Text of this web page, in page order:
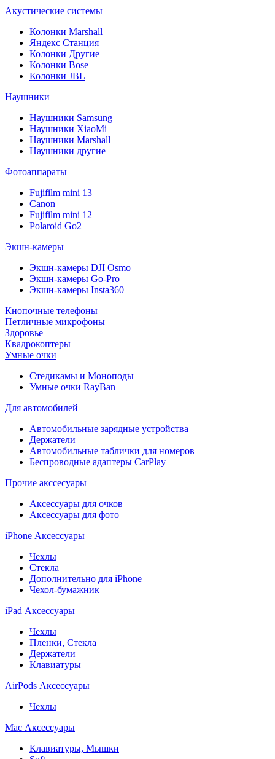
Акустические системы
Колонки Marshall
Яндекс Станция
Колонки Другие
Колонки Bose
Колонки JBL
Наушники
Наушники Samsung
Наушники XiaoMi
Наушники Marshall
Наушники другие
Фотоаппараты
Fujifilm mini 13
Canon
Fujifilm mini 12
Polaroid Go2
Экшн-камеры
Экшн-камеры DJI Osmo
Экшн-камеры Go-Pro
Экшн-камеры Insta360
Кнопочные телефоны
Петличные микрофоны
Здоровье
Квадрокоптеры
Умные очки
Стедикамы и Моноподы
Умные очки RayBan
Для автомобилей
Автомобильные зарядные устройства
Держатели
Автомобильные таблички для номеров
Беспроводные адаптеры CarPlay
Прочие акссесуары
Аксессуары для очков
Аксессуары для фото
iPhone Аксессуары
Чехлы
Стекла
Дополнительно для iPhone
Чехол-бумажник
iPad Аксессуары
Чехлы
Пленки, Стекла
Держатели
Клавиатуры
AirPods Аксессуары
Чехлы
Mac Аксессуары
Клавиатуры, Мышки